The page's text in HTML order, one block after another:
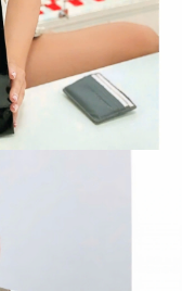
chấp